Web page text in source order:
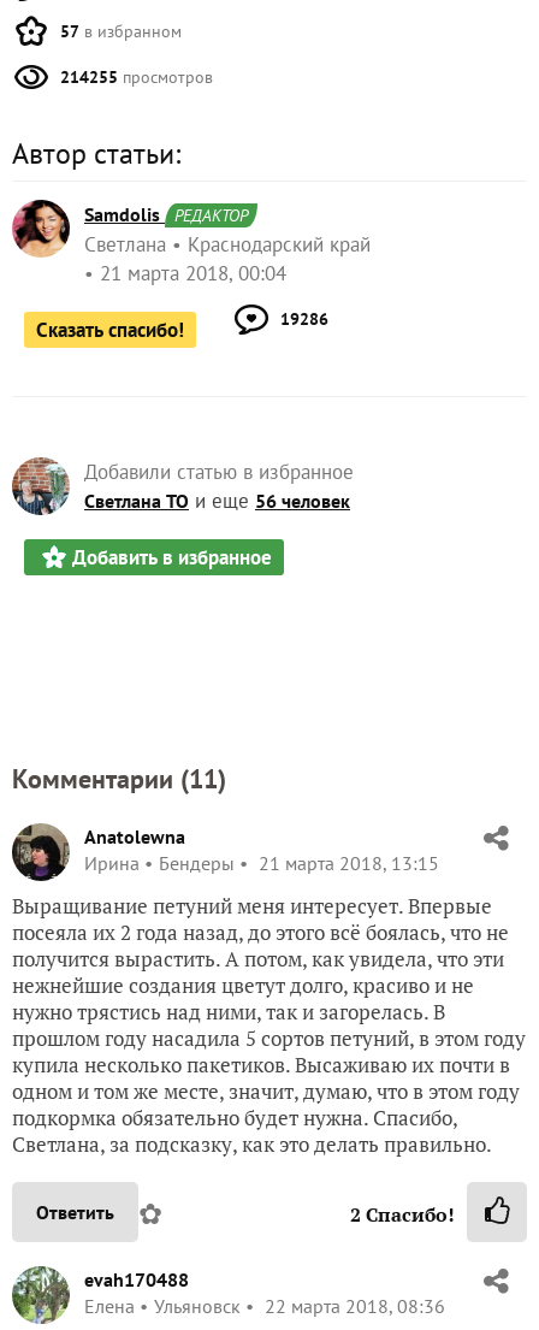
57 в избранном
214255 просмотров
Автор статьи:
Samdolis РЕДАКТОР
Светлана
Краснодарский край
21 марта 2018, 00:04
Сказать спасибо! 19286
Добавили статью в избранное
Светлана ТО и еще 56 человек
Добавить в избранное
Комментарии (11)
Anatolewna
Ирина
Бендеры 21 марта 2018, 13:15
Выращивание петуний меня интересует. Впервые
посеяла их 2 года назад, до этого всё боялась, что не
получится вырастить. А потом, как увидела, что эти
нежнейшие создания цветут долго, красиво и не
нужно трястись над ними, так и загорелась. В
прошлом году насадила 5 сортов петуний, в этом году
купила несколько пакетиков. Высаживаю их почти в
одном и том же месте, значит, думаю, что в этом году
подкормка обязательно будет нужна. Спасибо,
Светлана, за подсказку, как это делать правильно.
Ответить ✿ 2 Спасибо!
evah170488
Елена
Ульяновск 22 марта 2018, 08:36